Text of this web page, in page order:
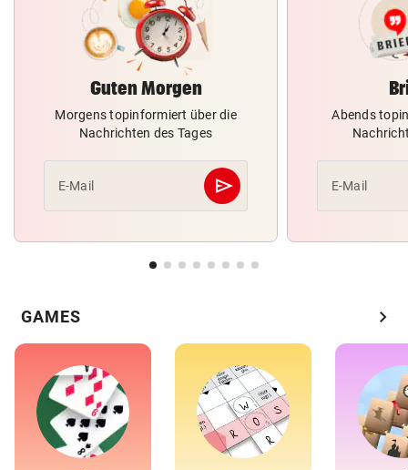
Guten Morgen
Morgens topinformiert über die
Nachrichten des Tages
E-Mail send
Abschicken
Abends
E-Mail
GAMES chevron_right